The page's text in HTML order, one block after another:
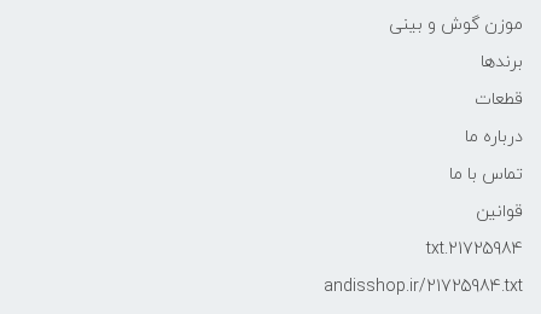
موزن گوش و بینی
برندها
قطعات
درباره ما
تماس با ما
قوانین
21725984.txt
andisshop.ir/21725984.txt